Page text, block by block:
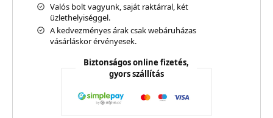
Valós bolt vagyunk, saját raktárral, két
üzlethelyiséggel.
A kedvezményes árak csak webáruházas
vásárláskor érvényesek.
Biztonságos online fizetés,
gyors szállítás